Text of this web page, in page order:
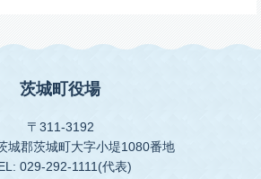
茨城町役場
〒311-3192
城郡茨城町大字小堤1080番地
029-292-1111(代表)